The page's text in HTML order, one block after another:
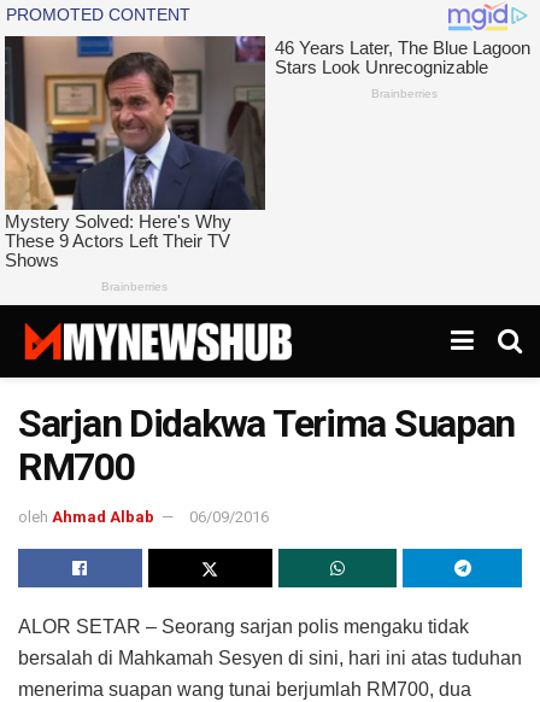
Sarjan Didakwa Terima Suapan
RM700
oleh Ahmad Albab 06/09/2016
ALOR SETAR – Seorang sarjan polis mengaku tidak
bersalah di Mahkamah Sesyen di sini, hari ini atas tuduhan
menerima suapan wang tunai berjumlah RM700, dua